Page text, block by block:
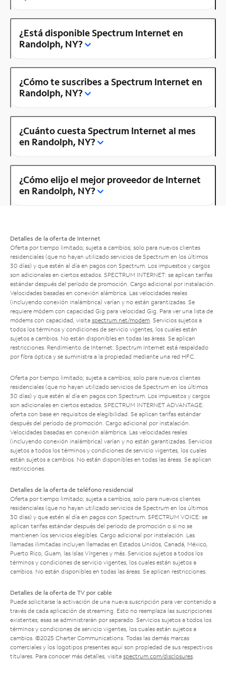
¿Está disponible Spectrum Internet en
Randolph, NY?
¿Cómo te suscribes a Spectrum Internet en
Randolph, NY?
¿Cuánto cuesta Spectrum Internet al mes
en Randolph, NY?
¿Cómo elijo el mejor proveedor de Internet
en Randolph, NY?
Detalles de la oferta de Internet
Oferta por tiempo limitado; sujeta a cambios; solo para nuevos clientes
residenciales (que no hayan utilizado servicios de Spectrum en los últimos
30 días) y que estén al día en pagos con Spectrum. Los impuestos y cargos
son adicionales en ciertos estados. SPECTRUM INTERNET: se aplican tarifas
estándar después del período de promoción. Cargo adicional por instalación.
Velocidades basadas en conexión alámbrica. Las velocidades reales
(incluyendo conexión inalámbrica) varían y no están garantizadas. Se
requiere módem con capacidad Gig para velocidad Gig. Para ver una lista de
módems con capacidad, visita spectrum.net/modem . Servicios sujetos a
todos los términos y condiciones de servicio vigentes, los cuales están
sujetos a cambios. No están disponibles en todas las áreas. Se aplican
restricciones. Rendimiento de Internet: Spectrum Internet está respaldado
por fibra óptica y se suministra a la propiedad mediante una red HFC.
Oferta por tiempo limitado; sujeta a cambios; solo para nuevos clientes
residenciales (que no hayan utilizado servicios de Spectrum en los últimos
30 días) y que estén al día en pagos con Spectrum. Los impuestos y cargos
son adicionales en ciertos estados. SPECTRUM INTERNET ADVANTAGE:
oferta con base en requisitos de elegibilidad. Se aplican tarifas estándar
después del período de promoción. Cargo adicional por instalación.
Velocidades basadas en conexión alámbrica. Las velocidades reales
(incluyendo conexión inalámbrica) varían y no están garantizadas. Servicios
sujetos a todos los términos y condiciones de servicio vigentes, los cuales
están sujetos a cambios. No están disponibles en todas las áreas. Se aplican
restricciones.
Detalles de la oferta de teléfono residencial
Oferta por tiempo limitado; sujeta a cambios; solo para nuevos clientes
residenciales (que no hayan utilizado servicios de Spectrum en los últimos
30 días) y que estén al día en pagos con Spectrum. SPECTRUM VOICE: se
aplican tarifas estándar después del período de promoción o si no se
mantienen los servicios elegibles. Cargo adicional por instalación. Las
llamadas ilimitadas incluyen llamadas en Estados Unidos, Canadá, México,
Puerto Rico, Guam, las Islas Vírgenes y más. Servicios sujetos a todos los
términos y condiciones de servicio vigentes, los cuales están sujetos a
cambios. No están disponibles en todas las áreas. Se aplican restricciones.
Detalles de la oferta de TV por cable
Puede solicitarse la activación de una nueva suscripción para ver contenido a
través de cada aplicación de streaming. Esto no reemplaza las suscripciones
existentes; esas se administrarán por separado. Servicios sujetos a todos los
términos y condiciones de servicio vigentes, los cuales están sujetos a
cambios. ©2025 Charter Communications. Todas las demás marcas
comerciales y los logotipos presentes aquí son propiedad de sus respectivos
titulares. Para conocer más detalles, visita spectrum.com/disclosures